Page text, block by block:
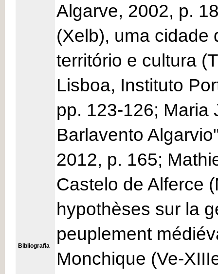
Bibliografia
Algarve, 2002, p.
(Xelb), uma cidade
território e cultura
Lisboa, Instituto
pp. 123-126; Maria
Barlavento
2012, p. 165;
Castelo de Alferce
hypothèses sur la
peuplement
Monchique (Ve-